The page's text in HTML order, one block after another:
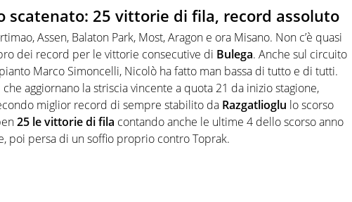
scatenato: 25 vittorie di fila, record assoluto
Assen, Balaton Park, Most, Aragon e ora Misano. Non c’è quasi
dei record per le vittorie consecutive di Bulega. Anche sul circuito
Marco Simoncelli, Nicolò ha fatto man bassa di tutto e di tutti.
aggiornano la striscia vincente a quota 21 da inizio stagione,
miglior record di sempre stabilito da Razgatlioglu lo scorso
25 le vittorie di fila contando anche le ultime 4 dello scorso anno
poi persa di un soffio proprio contro Toprak.